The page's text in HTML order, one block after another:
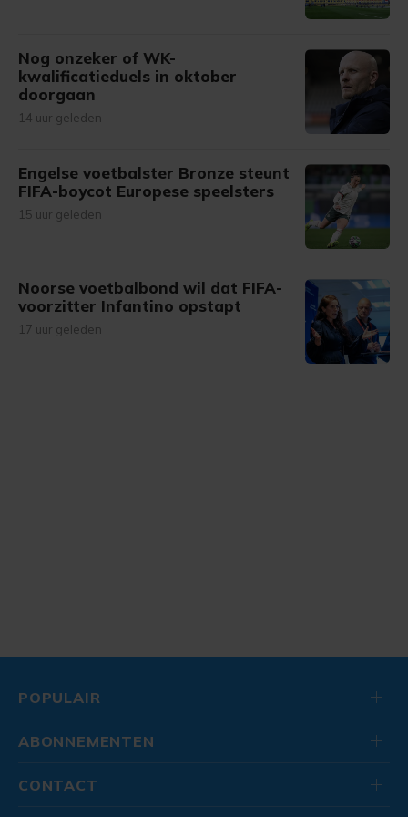
Nog onzeker of WK-
kwalificatieduels in oktober
doorgaan
14 uur geleden
Engelse voetbalster Bronze steunt
FIFA-boycot Europese speelsters
15 uur geleden
Noorse voetbalbond wil dat FIFA-
voorzitter Infantino opstapt
17 uur geleden
POPULAIR
ABONNEMENTEN
CONTACT